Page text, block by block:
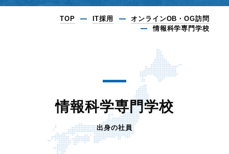
TOP IT採用
オンラインOB・OG訪問
情報科学専門学校
情報科学専門学校
出身の社員